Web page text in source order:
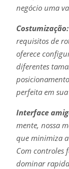
negócio uma
Costumização:
requisitos de
oferece
diferentes
perfeita em
Interface
mente, nossa
que minimiza
Com controles
dominar